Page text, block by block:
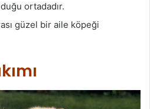
ortadadır.
güzel bir aile köpeği